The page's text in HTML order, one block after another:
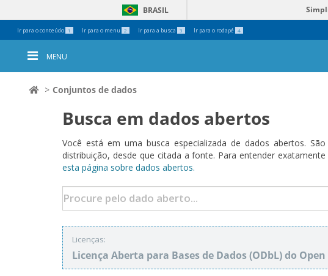
Ir para o conteúdo 1 Ir para o menu 2 Ir para a busca 3 Ir para o rodapé 4
BRASIL
Ferramentas
Pessoais
MENU
Conjuntos de dados
Busca em dados abertos
Você está em uma busca especializada de dados abertos.
distribuição, desde que citada a fonte. Para entender
esta página sobre dados abertos.
Licenças:
Licença Aberta para Bases de Dados (ODbL) do